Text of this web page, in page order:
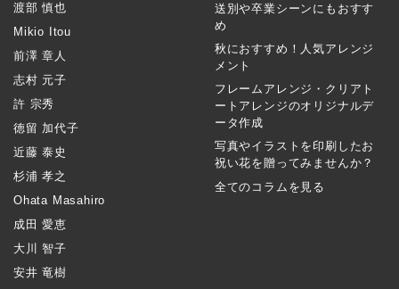
渡部 慎也
Mikio Itou
前澤 章人
志村 元子
許 宗秀
徳留 加代子
近藤 泰史
杉浦 孝之
Ohata Masahiro
成田 愛恵
大川 智子
安井 竜樹
送別や卒業シーンにもおすす
め
秋におすすめ！人気アレンジ
メント
フレームアレンジ・クリアト
ートアレンジのオリジナルデ
ータ作成
写真やイラストを印刷したお
祝い花を贈ってみませんか？
全てのコラムを見る